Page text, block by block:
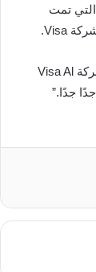
التي تمت
في أواخر الشهر الماضي ، قال الرئيس التنفيذي لشركة Visa Al